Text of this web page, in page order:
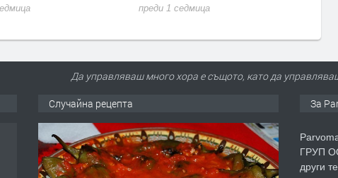
преди 1 седмица
Да управляваш много хора е същото, като да
Случайна рецепта За
ГРУП
други